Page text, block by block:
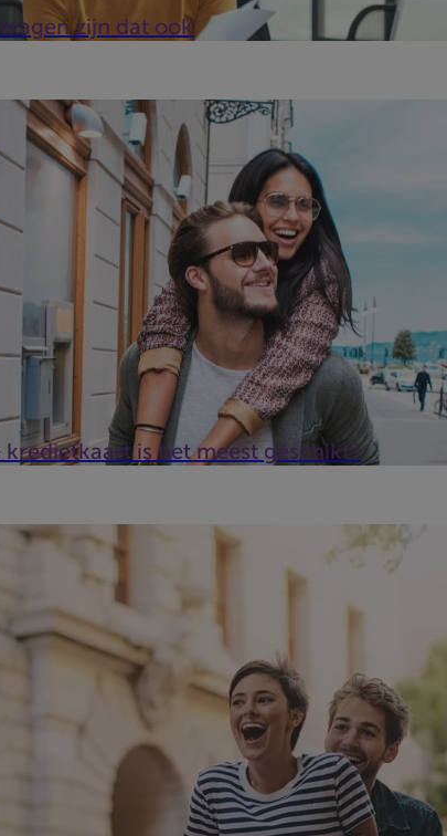
zijn dat ook
is het meest geschikt?
… Aan de meestekredietkaartenzijn heel
betaalmiddel. Ze garandeert u tal van voordelen en